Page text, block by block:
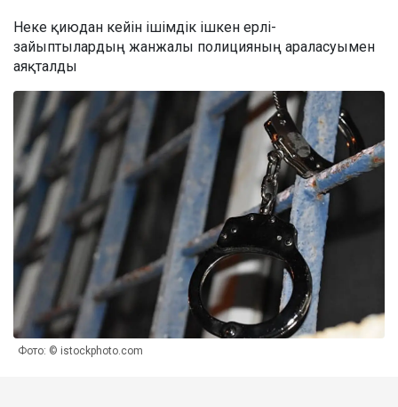
Неке қиюдан кейін ішімдік ішкен ерлі-
зайыптылардың жанжалы полицияның араласуымен
аяқталды
Фото: © istockphoto.com